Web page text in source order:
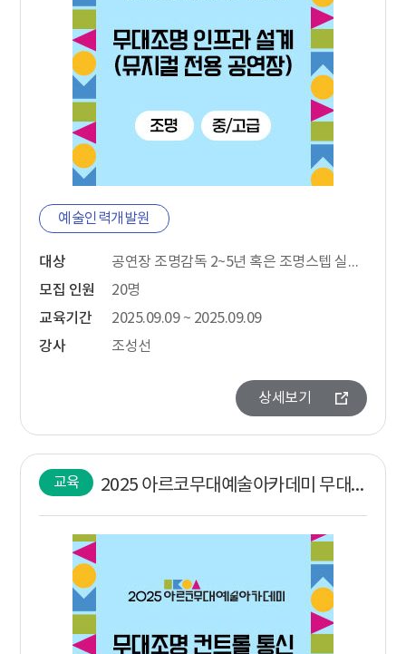
예술인력개발원
대상
공연장 조명감독 2~5년 혹은 조명스텝 실무경력 5~10년 경력자
모집 인원
20명
교육기간
2025.09.09 ~ 2025.09.09
강사
조성선
상세보기
교육 2025 아르코무대예술아카데미 무대조명 컨트롤 통신 (DMX와 Ether-net) 조명 (중/고급)